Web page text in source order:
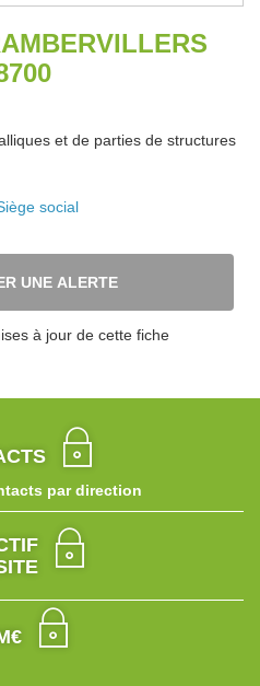
et de parties de structures
social
UNE ALERTE
à jour de cette fiche
par direction